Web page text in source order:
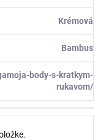
Krémová
Bambus
body-s-kratkym-
rukavom/